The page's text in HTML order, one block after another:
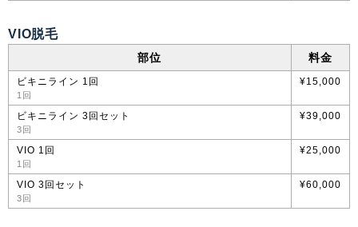
VIO脱毛
部位 料金
ビキニライン 1回
1回
¥15,000
ビキニライン 3回セット
3回
¥39,000
VIO 1回
1回
¥25,000
VIO 3回セット
3回
¥60,000